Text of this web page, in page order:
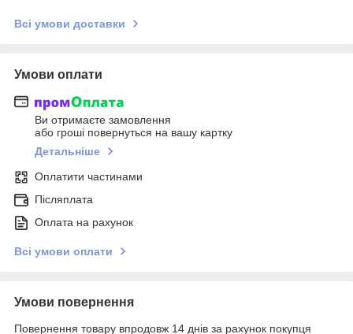
Всі умови доставки
Умови оплати
Ви отримаєте замовлення
або гроші повернуться на вашу картку
Детальніше
Оплатити частинами
Післяплата
Оплата на рахунок
Всі умови оплати
Умови повернення
Повернення товару впродовж 14 днів за рахунок покупця